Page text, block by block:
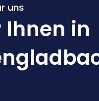
uns
in